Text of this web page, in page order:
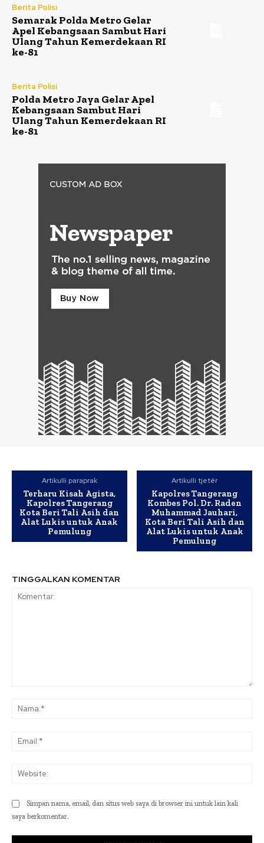
Berita Polisi
Semarak Polda Metro Gelar
Apel Kebangsaan Sambut Hari
Ulang Tahun Kemerdekaan RI
ke-81
Berita Polisi
Polda Metro Jaya Gelar Apel
Kebangsaan Sambut Hari
Ulang Tahun Kemerdekaan RI
ke-81
Artikulli paraprak
Terharu Kisah Agista,
Kapolres Tangerang
Kota Beri Tali Asih dan
Alat Lukis untuk Anak
Pemulung
Artikulli tjetër
Kapolres Tangerang
Kombes Pol. Dr. Raden
Muhammad Jauhari,
Kota Beri Tali Asih dan
Alat Lukis untuk Anak
Pemulung
TINGGALKAN KOMENTAR
Simpan nama, email, dan situs web saya di browser ini untuk lain kali
saya berkomentar.